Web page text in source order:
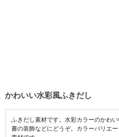
かわいい水彩風ふきだし
ふきだし素材です。水彩カラーのかわ
書の装飾などにどうぞ。カラーバリエ